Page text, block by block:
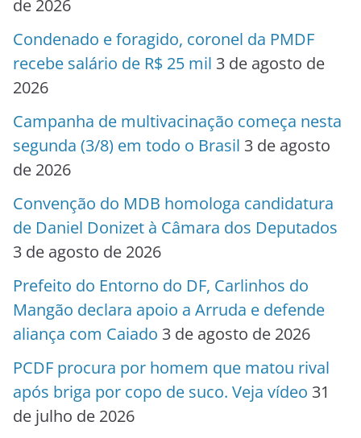
de 2026
Condenado e foragido, coronel da PMDF
recebe salário de R$ 25 mil 3 de agosto de
2026
Campanha de multivacinação começa nesta
segunda (3/8) em todo o Brasil 3 de agosto
de 2026
Convenção do MDB homologa candidatura
de Daniel Donizet à Câmara dos Deputados
3 de agosto de 2026
Prefeito do Entorno do DF, Carlinhos do
Mangão declara apoio a Arruda e defende
aliança com Caiado 3 de agosto de 2026
PCDF procura por homem que matou rival
após briga por copo de suco. Veja vídeo 31
de julho de 2026